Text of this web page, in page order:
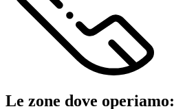
Le zone dove operiamo: